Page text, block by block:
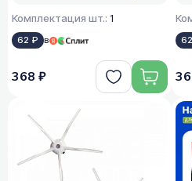
Комплектация шт.: 1
62 ₽ в
368 ₽